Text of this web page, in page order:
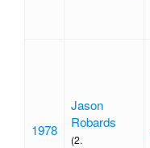
1978
Jason
Robards
(2.